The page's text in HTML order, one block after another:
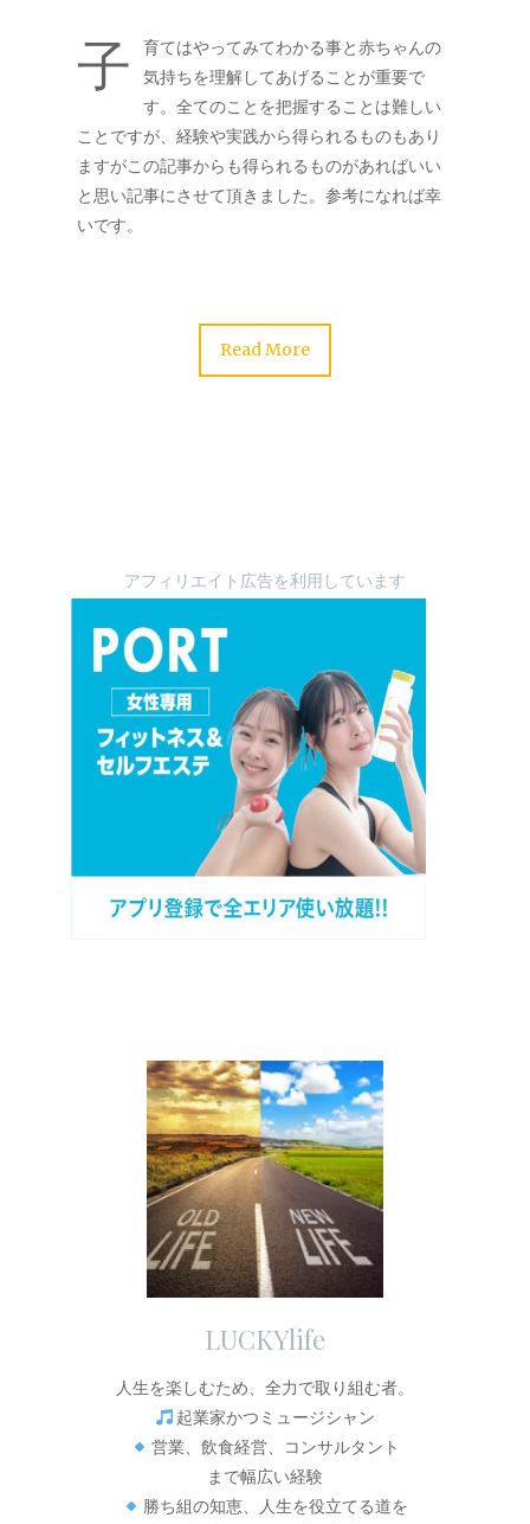
子
育てはやってみてわかる事と赤ちゃんの
気持ちを理解してあげることが重要で
す。全てのことを把握することは難しい
ことですが、経験や実践から得られるものもあり
ますがこの記事からも得られるものがあればいい
と思い記事にさせて頂きました。参考になれば幸
いです。
Read More
アフィリエイト広告を利用しています
LUCKYlife
人生を楽しむため、全力で取り組む者。
起業家かつミュージシャン
営業、飲食経営、コンサルタント
まで幅広い経験
勝ち組の知恵、人生を役立てる道を